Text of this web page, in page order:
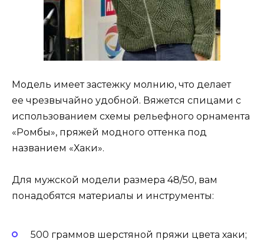
Модель имеет застежку молнию, что делает
ее чрезвычайно удобной. Вяжется спицами с
использованием схемы рельефного орнамента
«Ромбы», пряжей модного оттенка под
названием «Хаки».
Для мужской модели размера 48/50, вам
понадобятся материалы и инструменты:
500 граммов шерстяной пряжи цвета хаки;